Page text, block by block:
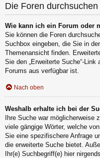
Die Foren durchsuchen
Wie kann ich ein Forum oder
Sie können die Foren
Suchbox eingeben, die Sie in
Themenansicht finden.
Sie den „Erweiterte Suche“-
Forums aus verfügbar ist.
Nach oben
Weshalb erhalte ich bei der
Ihre Suche war möglicherweise
viele gängige Wörter, welche
Sie eine spezifischere Anfrage
die erweiterte Suche bietet.
Ihr(e) Suchbegriff(e) hier